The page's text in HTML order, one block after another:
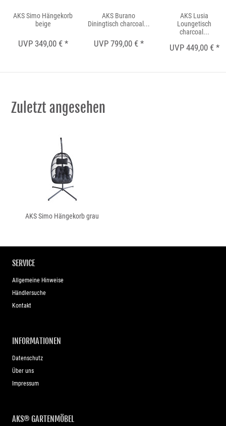
AKS Simo Hängekorb
beige
UVP 349,00 € *
AKS Burano
Diningtisch charcoal...
UVP 799,00 € *
AKS Lusia
Loungetisch
charcoal...
UVP 449,00 € *
Zuletzt angesehen
AKS Simo Hängekorb grau
SERVICE
Allgemeine Hinweise
Händlersuche
Kontakt
INFORMATIONEN
Datenschutz
Über uns
Impressum
AKS® GARTENMÖBEL